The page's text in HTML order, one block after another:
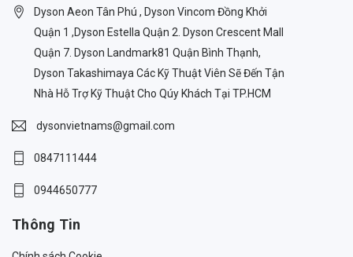
Dyson Aeon Tân Phú , Dyson Vincom Đồng Khởi
Quận 1 ,Dyson Estella Quận 2. Dyson Crescent Mall
Quận 7. Dyson Landmark81 Quận Bình Thạnh,
Dyson Takashimaya Các Kỹ Thuật Viên Sẽ Đến Tận
Nhà Hỗ Trợ Kỹ Thuật Cho Qúy Khách Tại TP.HCM
dysonvietnams@gmail.com
0847111444
0944650777
Thông Tin